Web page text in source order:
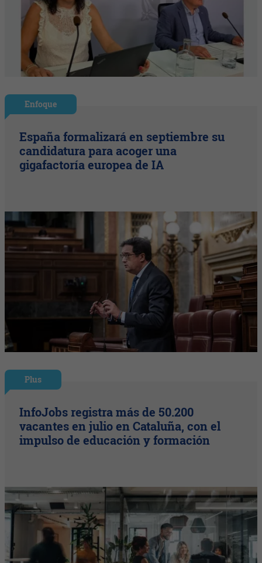
Enfoque
España formalizará en septiembre su
candidatura para acoger una
gigafactoría europea de IA
Plus
InfoJobs registra más de 50.200
vacantes en julio en Cataluña, con el
impulso de educación y formación